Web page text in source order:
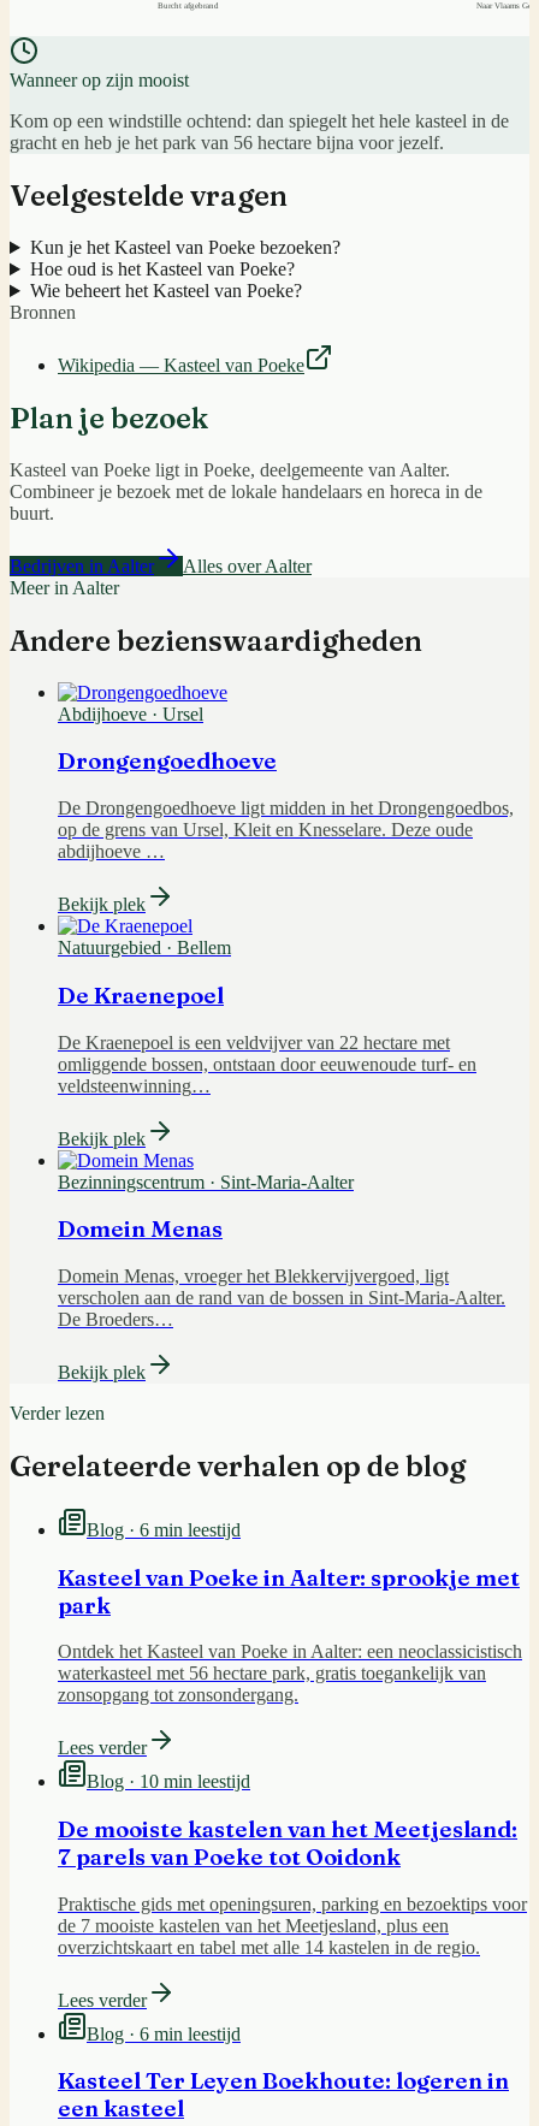
Burcht afgebrand Naar Vlaams
Wanneer op zijn mooist
Kom op een windstille ochtend: dan spiegelt het hele kasteel in de
gracht en heb je het park van 56 hectare bijna voor jezelf.
Veelgestelde vragen
Kun je het Kasteel van Poeke bezoeken?
Hoe oud is het Kasteel van Poeke?
Wie beheert het Kasteel van Poeke?
Bronnen
Wikipedia — Kasteel van Poeke
Plan je bezoek
Kasteel van Poeke ligt in Poeke, deelgemeente van Aalter.
Combineer je bezoek met de lokale handelaars en horeca in de
buurt.
Bedrijven in Aalter Alles overAalter
Meer in Aalter
Andere bezienswaardigheden
Abdijhoeve · Ursel
Drongengoedhoeve
De Drongengoedhoeve ligt midden in het Drongengoedbos,
op de grens van Ursel, Kleit en Knesselare. Deze oude
abdijhoeve …
Bekijk plek
Natuurgebied · Bellem
De Kraenepoel
De Kraenepoel is een veldvijver van 22 hectare met
omliggende bossen, ontstaan door eeuwenoude turf- en
veldsteenwinning…
Bekijk plek
Bezinningscentrum · Sint-Maria-Aalter
Domein Menas
Domein Menas, vroeger het Blekkervijvergoed, ligt
verscholen aan de rand van de bossen in Sint-Maria-Aalter.
De Broeders…
Bekijk plek
Verder lezen
Gerelateerde verhalen op de blog
Blog · 6 min leestijd
Kasteel van Poeke in Aalter: sprookje met
park
Ontdek het Kasteel van Poeke in Aalter: een neoclassicistisch
waterkasteel met 56 hectare park, gratis toegankelijk van
zonsopgang tot zonsondergang.
Lees verder
Blog · 10 min leestijd
De mooiste kastelen van het Meetjesland:
7 parels van Poeke tot Ooidonk
Praktische gids met openingsuren, parking en bezoektips voor
de 7 mooiste kastelen van het Meetjesland, plus een
overzichtskaart en tabel met alle 14 kastelen in de regio.
Lees verder
Blog · 6 min leestijd
Kasteel Ter Leyen Boekhoute: logeren in
een kasteel